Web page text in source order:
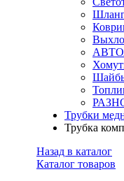
Трубки
Трубка
Назад в каталог
Каталог товаров